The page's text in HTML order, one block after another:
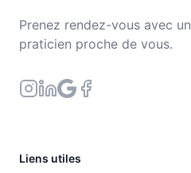
Prenez rendez-vous avec un
praticien proche de vous.
Liens utiles